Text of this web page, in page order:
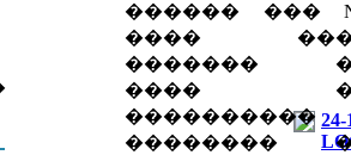
������ ���
����
�������
����
����������
��������
24-